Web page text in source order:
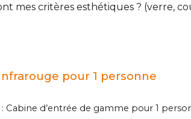
mes critères esthétiques ? (verre,
pour 1 personne
: Cabine d’entrée de gamme pour 1